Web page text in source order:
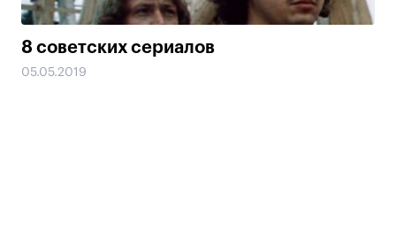
8 советских сериалов
05.05.2019